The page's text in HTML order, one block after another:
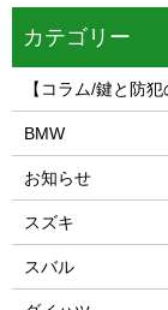
カテゴリー
【コラム/鍵と防犯
BMW
お知らせ
スズキ
スバル